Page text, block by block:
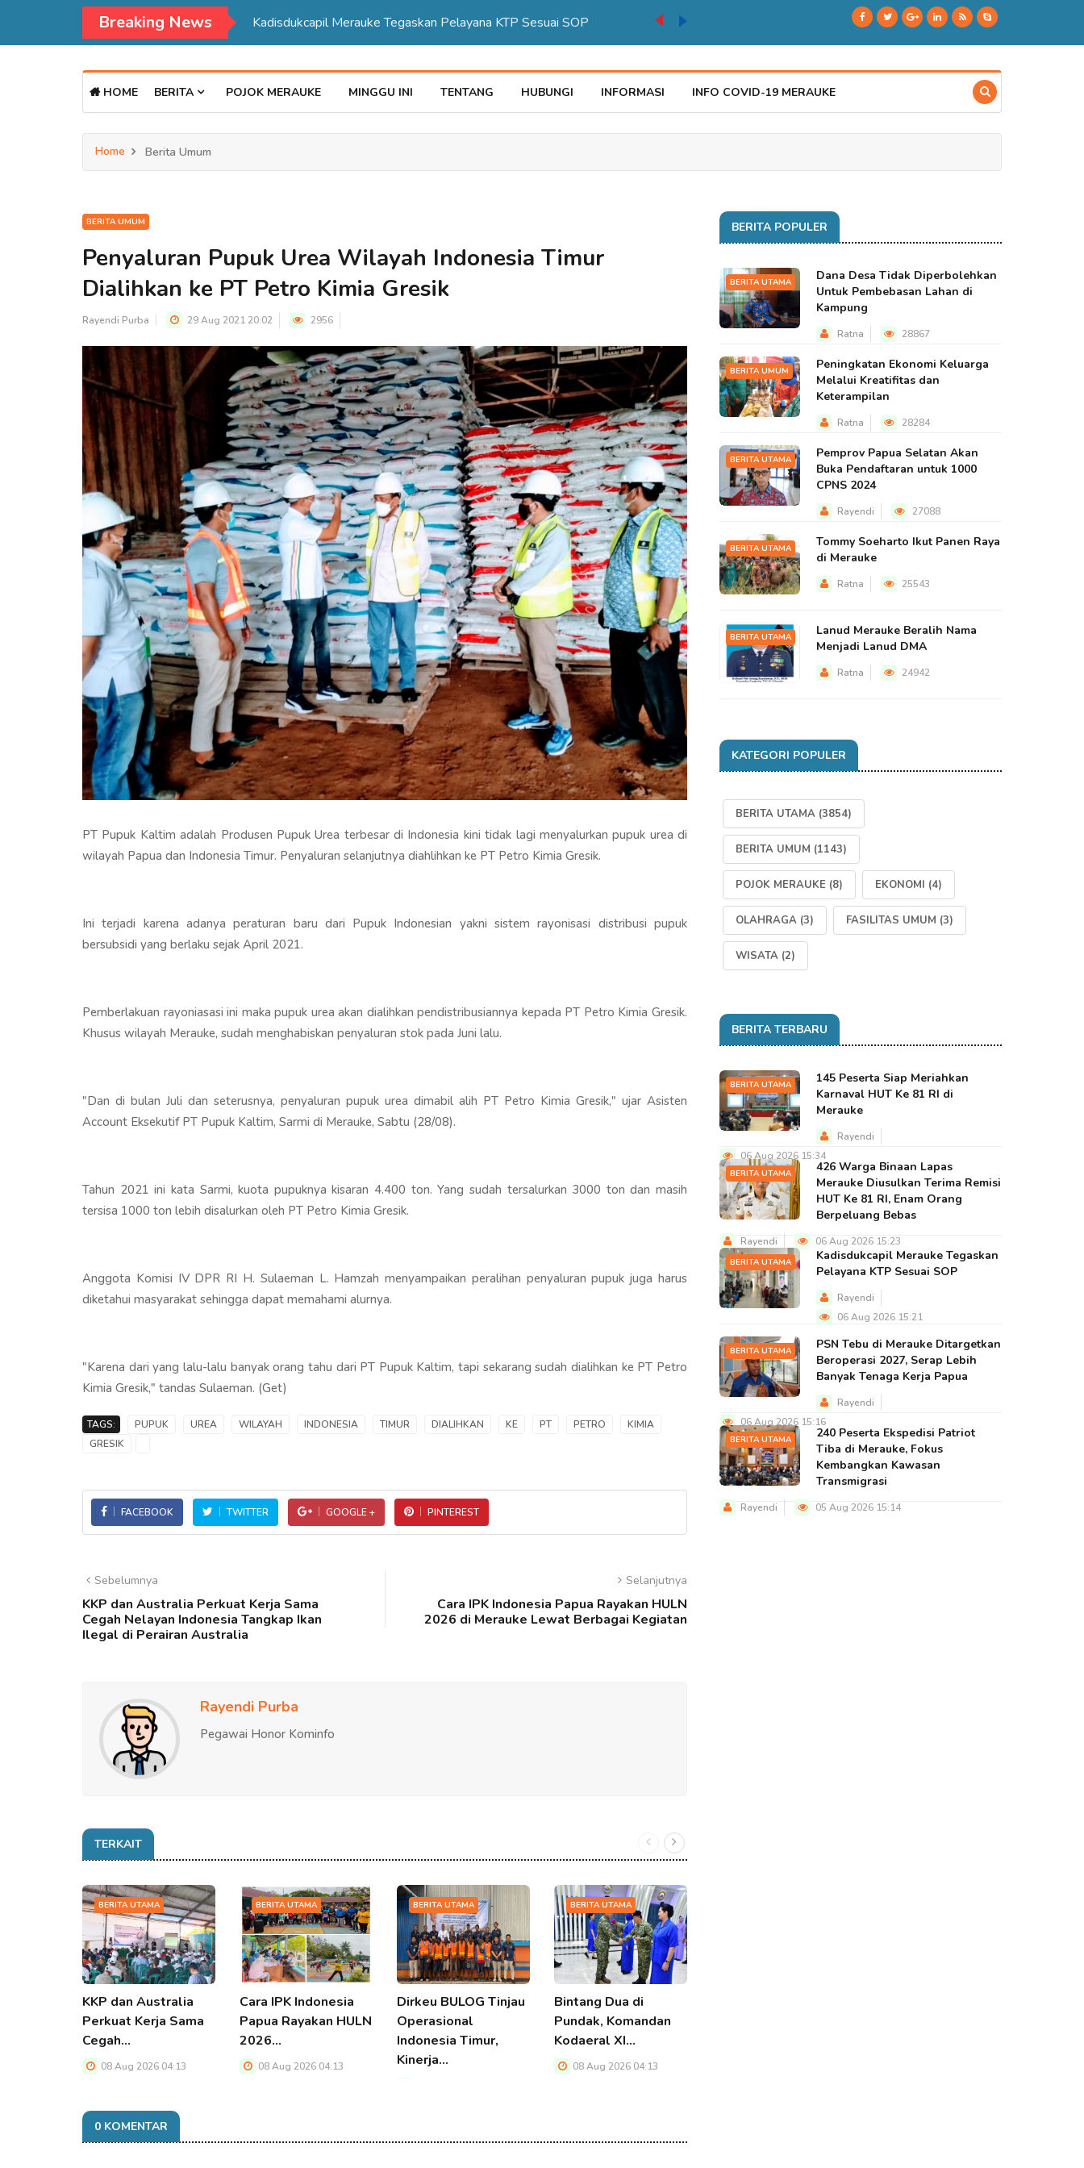
Breaking News Kadisdukcapil Merauke Tegaskan Pelayana KTP Sesuai SOP
HOME BERITA POJOK MERAUKE MINGGU INI TENTANG HUBUNGI INFORMASI INFO COVID-19 MERAUKE
Home Berita Umum
BERITA UMUM
Penyaluran Pupuk Urea Wilayah Indonesia Timur
Dialihkan ke PT Petro Kimia Gresik
Rayendi Purba 29 Aug 2021 20:02 2956
PT Pupuk Kaltim adalah Produsen Pupuk Urea terbesar di Indonesia kini tidak lagi menyalurkan pupuk urea di
wilayah Papua dan Indonesia Timur. Penyaluran selanjutnya diahlihkan ke PT Petro Kimia Gresik.
Ini terjadi karena adanya peraturan baru dari Pupuk Indonesian yakni sistem rayonisasi distribusi pupuk
bersubsidi yang berlaku sejak April 2021.
Pemberlakuan rayoniasasi ini maka pupuk urea akan dialihkan pendistribusiannya kepada PT Petro Kimia Gresik.
Khusus wilayah Merauke, sudah menghabiskan penyaluran stok pada Juni lalu.
"Dan di bulan Juli dan seterusnya, penyaluran pupuk urea dimabil alih PT Petro Kimia Gresik," ujar Asisten
Account Eksekutif PT Pupuk Kaltim, Sarmi di Merauke, Sabtu (28/08).
Tahun 2021 ini kata Sarmi, kuota pupuknya kisaran 4.400 ton. Yang sudah tersalurkan 3000 ton dan masih
tersisa 1000 ton lebih disalurkan oleh PT Petro Kimia Gresik.
Anggota Komisi IV DPR RI H. Sulaeman L. Hamzah menyampaikan peralihan penyaluran pupuk juga harus
diketahui masyarakat sehingga dapat memahami alurnya.
"Karena dari yang lalu-lalu banyak orang tahu dari PT Pupuk Kaltim, tapi sekarang sudah dialihkan ke PT Petro
Kimia Gresik," tandas Sulaeman. (Get)
TAGS: PUPUK UREA WILAYAH INDONESIA TIMUR DIALIHKAN KE PT PETRO
KIMIA
GRESIK
FACEBOOK TWITTER GOOGLE + PINTEREST
Sebelumnya
KKP dan Australia Perkuat Kerja Sama
Cegah Nelayan Indonesia Tangkap Ikan
Ilegal di Perairan Australia
Selanjutnya
Cara IPK Indonesia Papua Rayakan HULN
2026 di Merauke Lewat Berbagai Kegiatan
Rayendi Purba
Pegawai Honor Kominfo
TERKAIT
BERITA UTAMA
KKP dan Australia
Perkuat Kerja Sama
Cegah…
08 Aug 2026 04:13
BERITA UTAMA
Cara IPK Indonesia
Papua Rayakan HULN
2026…
08 Aug 2026 04:13
BERITA UTAMA
Dirkeu BULOG Tinjau
Operasional
Indonesia Timur,
Kinerja…
BERITA UTAMA
Bintang Dua di
Pundak, Komandan
Kodaeral XI…
08 Aug 2026 04:13
0 KOMENTAR
BERITA POPULER
BERITA UTAMA
Dana Desa Tidak Diperbolehkan
Untuk Pembebasan Lahan di
Kampung
Ratna 28867
BERITA UMUM
Peningkatan Ekonomi Keluarga
Melalui Kreatifitas dan
Keterampilan
Ratna 28284
BERITA UTAMA
Pemprov Papua Selatan Akan
Buka Pendaftaran untuk 1000
CPNS 2024
Rayendi 27088
BERITA UTAMA
Tommy Soeharto Ikut Panen Raya
di Merauke
Ratna 25543
BERITA UTAMA
Lanud Merauke Beralih Nama
Menjadi Lanud DMA
Ratna 24942
KATEGORI POPULER
BERITA UTAMA (3854)
BERITA UMUM (1143)
POJOK MERAUKE (8) EKONOMI (4)
OLAHRAGA (3) FASILITAS UMUM (3)
WISATA (2)
BERITA TERBARU
BERITA UTAMA
145 Peserta Siap Meriahkan
Karnaval HUT Ke 81 RI di
Merauke
Rayendi
06 Aug 2026 15:34
BERITA UTAMA
426 Warga Binaan Lapas
Merauke Diusulkan Terima Remisi
HUT Ke 81 RI, Enam Orang
Berpeluang Bebas
Rayendi 06 Aug 2026 15:23
BERITA UTAMA
Kadisdukcapil Merauke Tegaskan
Pelayana KTP Sesuai SOP
Rayendi
06 Aug 2026 15:21
BERITA UTAMA
PSN Tebu di Merauke Ditargetkan
Beroperasi 2027, Serap Lebih
Banyak Tenaga Kerja Papua
Rayendi
06 Aug 2026 15:16
BERITA UTAMA
240 Peserta Ekspedisi Patriot
Tiba di Merauke, Fokus
Kembangkan Kawasan
Transmigrasi
Rayendi 05 Aug 2026 15:14